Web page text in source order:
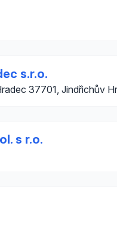
s.r.o.
37701, Jindřichův
s r.o.